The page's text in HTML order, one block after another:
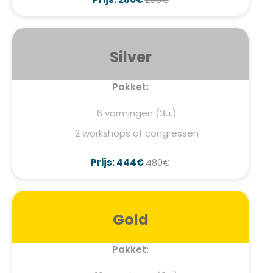
Silver
Pakket:
6 vormingen (3u.)
2 workshops of congressen
Prijs: 444€480€
Gold
Pakket: